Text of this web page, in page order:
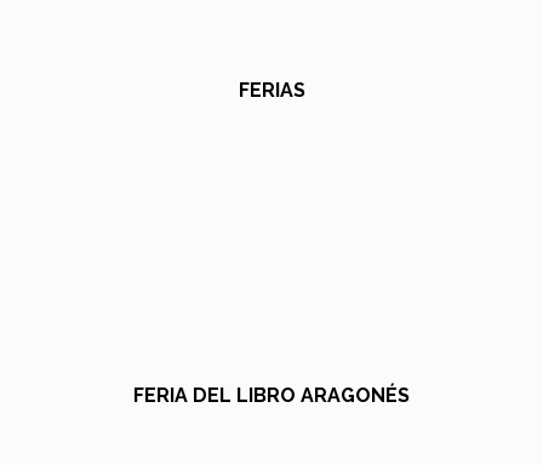
FERIAS
FERIA DEL LIBRO ARAGONÉS